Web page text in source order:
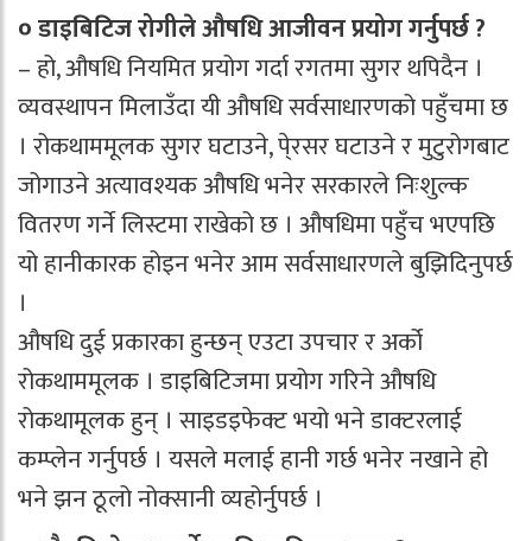
० डाइबिटिज रोगीले औषधि आजीवन प्रयोग गर्नुपर्छ ?
– हो, औषधि नियमित प्रयोग गर्दा रगतमा सुगर थपिदैन ।
व्यवस्थापन मिलाउँदा यी औषधि सर्वसाधारणको पहुँचमा छ
। रोकथाममूलक सुगर घटाउने, पे्रसर घटाउने र मुटुरोगबाट
जोगाउने अत्यावश्यक औषधि भनेर सरकारले निःशुल्क
वितरण गर्ने लिस्टमा राखेको छ । औषधिमा पहुँच भएपछि
यो हानीकारक होइन भनेर आम सर्वसाधारणले बुझिदिनुपर्छ
।
औषधि दुई प्रकारका हुन्छन् एउटा उपचार र अर्को
रोकथाममूलक । डाइबिटिजमा प्रयोग गरिने औषधि
रोकथामूलक हुन् । साइडइफेक्ट भयो भने डाक्टरलाई
कम्प्लेन गर्नुपर्छ । यसले मलाई हानी गर्छ भनेर नखाने हो
भने झन ठूलो नोक्सानी व्यहोर्नुपर्छ ।